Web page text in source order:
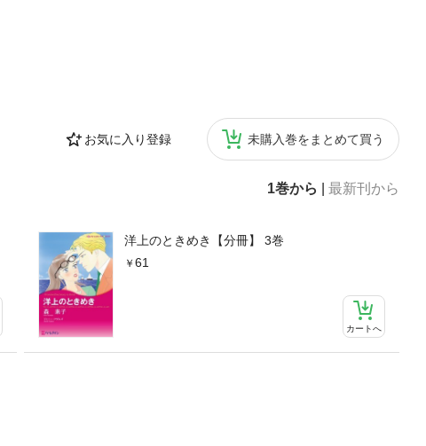
お気に入り登録 未購入巻をまとめて買う
1巻から 最新刊から
洋上のときめき【分冊】 3巻
61
カートへ